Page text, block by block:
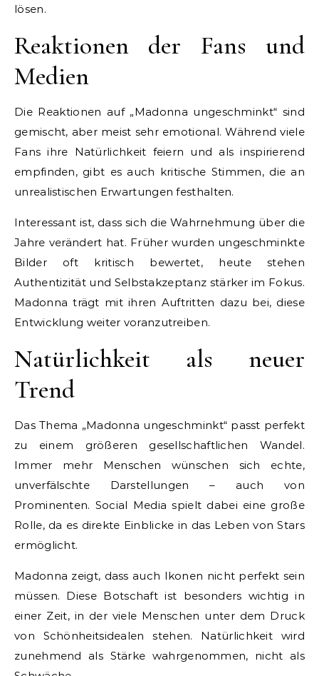
lösen.
Reaktionen der Fans und
Medien
Die Reaktionen auf „Madonna ungeschminkt“ sind
gemischt, aber meist sehr emotional. Während viele
Fans ihre Natürlichkeit feiern und als inspirierend
empfinden, gibt es auch kritische Stimmen, die an
unrealistischen Erwartungen festhalten.
Interessant ist, dass sich die Wahrnehmung über die
Jahre verändert hat. Früher wurden ungeschminkte
Bilder oft kritisch bewertet, heute stehen
Authentizität und Selbstakzeptanz stärker im Fokus.
Madonna trägt mit ihren Auftritten dazu bei, diese
Entwicklung weiter voranzutreiben.
Natürlichkeit als neuer
Trend
Das Thema „Madonna ungeschminkt“ passt perfekt
zu einem größeren gesellschaftlichen Wandel.
Immer mehr Menschen wünschen sich echte,
unverfälschte Darstellungen – auch von
Prominenten. Social Media spielt dabei eine große
Rolle, da es direkte Einblicke in das Leben von Stars
ermöglicht.
Madonna zeigt, dass auch Ikonen nicht perfekt sein
müssen. Diese Botschaft ist besonders wichtig in
einer Zeit, in der viele Menschen unter dem Druck
von Schönheitsidealen stehen. Natürlichkeit wird
zunehmend als Stärke wahrgenommen, nicht als